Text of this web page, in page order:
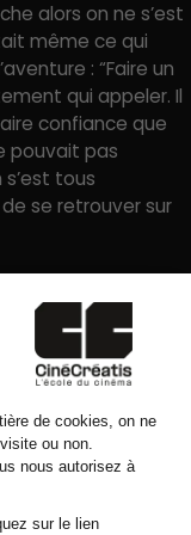
alors on ne s’est
même ce qui
: “Faire un
qui appeler. Il
confiance que
pouvait pas
tous
se retrouver sur
n’ont fait
d’un tournage
en
de 25 personnes